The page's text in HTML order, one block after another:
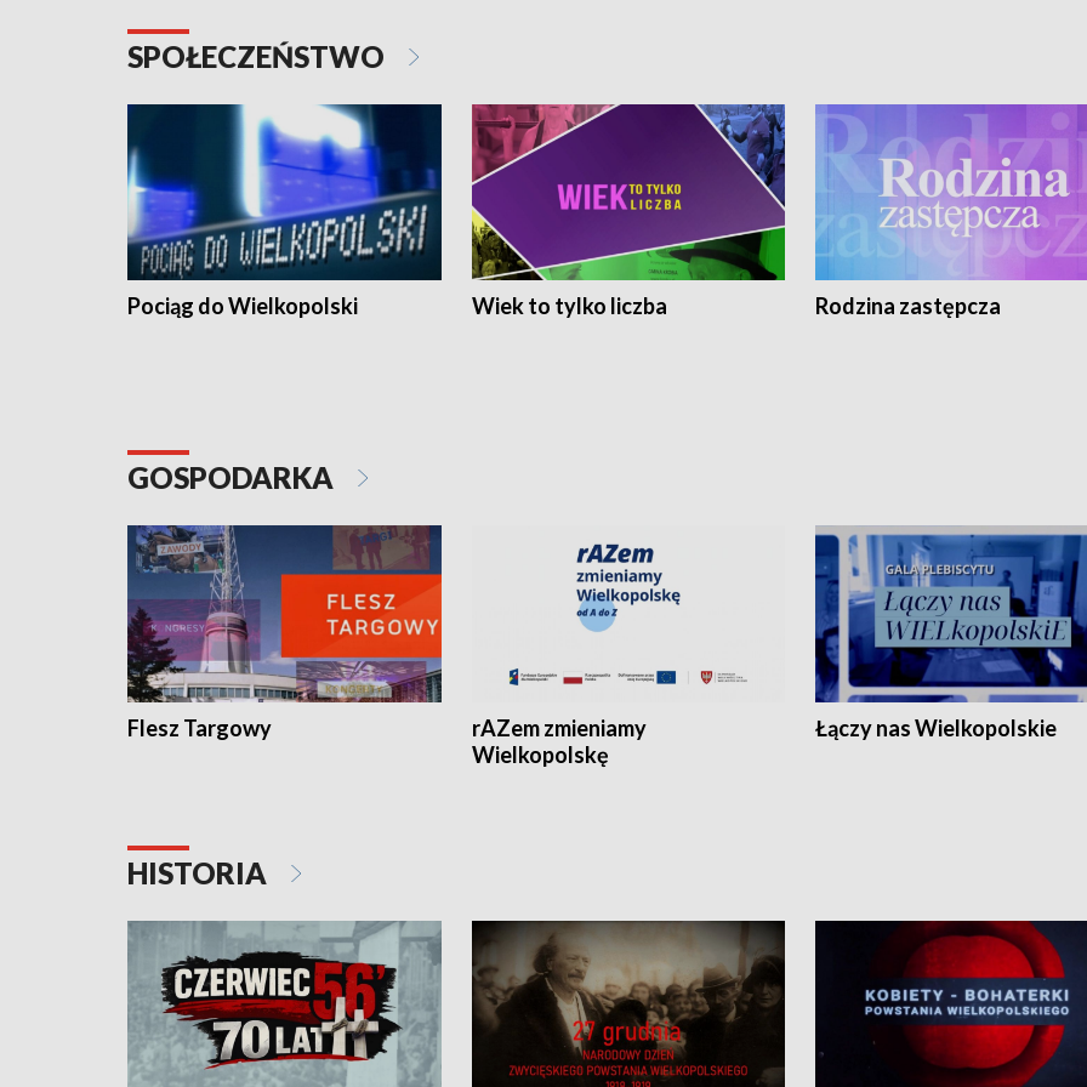
SPOŁECZEŃSTWO
Pociąg do Wielkopolski Wiek to tylko liczba Rodzina zastępcza
GOSPODARKA
Flesz Targowy
rAZem zmieniamy
Wielkopolskę
Łączy nas Wielkopolskie
HISTORIA